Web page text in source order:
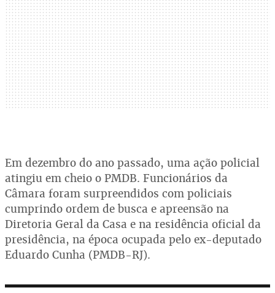
Em dezembro do ano passado, uma ação policial
atingiu em cheio o PMDB. Funcionários da
Câmara foram surpreendidos com policiais
cumprindo ordem de busca e apreensão na
Diretoria Geral da Casa e na residência oficial da
presidência, na época ocupada pelo ex-deputado
Eduardo Cunha (PMDB-RJ).